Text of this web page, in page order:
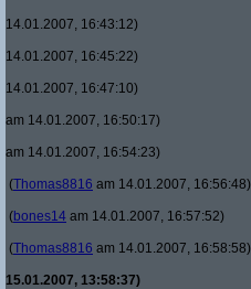
14.01.2007, 16:43:12)
14.01.2007, 16:45:22)
14.01.2007, 16:47:10)
am 14.01.2007, 16:50:17)
am 14.01.2007, 16:54:23)
(Thomas8816 am 14.01.2007, 16:56:48)
(bones14 am 14.01.2007, 16:57:52)
(Thomas8816 am 14.01.2007, 16:58:58)
15.01.2007, 13:58:37)